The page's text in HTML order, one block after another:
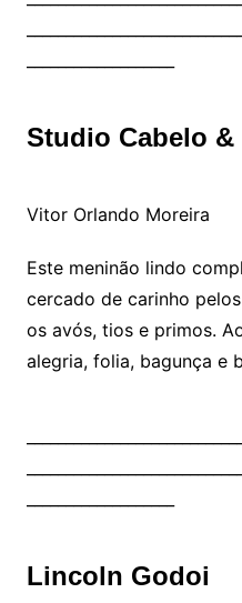
Studio Cabelo &
Vitor Orlando Moreira
Este meninão lindo
cercado de carinho
os avós, tios e primos.
alegria, folia, bagunça e
Lincoln Godoi